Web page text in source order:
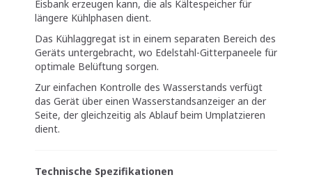
Eisbank erzeugen kann, die als Kältespeicher für
längere Kühlphasen dient.
Das Kühlaggregat ist in einem separaten Bereich des
Geräts untergebracht, wo Edelstahl-Gitterpaneele für
optimale Belüftung sorgen.
Zur einfachen Kontrolle des Wasserstands verfügt
das Gerät über einen Wasserstandsanzeiger an der
Seite, der gleichzeitig als Ablauf beim Umplatzieren
dient.
Technische Spezifikationen